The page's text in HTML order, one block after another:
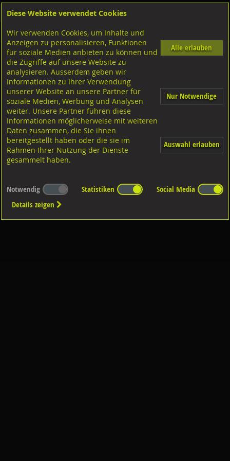
Shop Geländerzubehör
Endabschluss
CNS 1.4301
Diese Website verwendet Cookies
Wir verwenden Cookies, um Inhalte und
Anzeigen zu personalisieren, Funktionen
für soziale Medien anbieten zu können und
die Zugriffe auf unsere Website zu
analysieren. Ausserdem geben wir
Informationen zu Ihrer Verwendung
unserer Website an unsere Partner für
soziale Medien, Werbung und Analysen
weiter. Unsere Partner führen diese
Informationen möglicherweise mit weiteren
Daten zusammen, die Sie ihnen
bereitgestellt haben oder die sie im
Rahmen Ihrer Nutzung der Dienste
gesammelt haben.
Alle erlauben
Nur Notwendige
Auswahl erlauben
Notwendig Statistiken
Social Media
Details zeigen